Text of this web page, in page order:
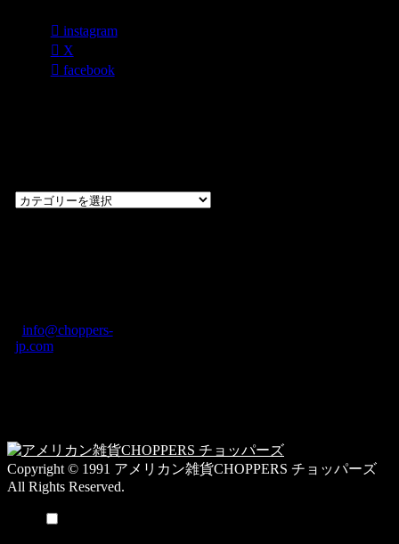
instagram
X
facebook
過
テ
ゴ
info@choppers-
jp.com
Copyright © 1991 アメリカン雑貨CHOPPERS チョッパーズ
All Rights Reserved.